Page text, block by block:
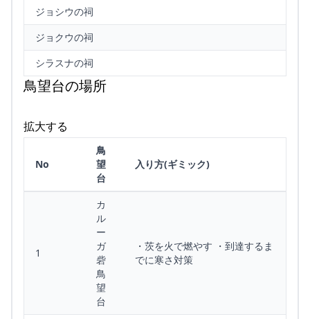
ジョシウの祠
ジョクウの祠
シラスナの祠
鳥望台の場所
拡大する
No
鳥
望
台
入り方(ギミック)
1
カ
ル
ー
ガ
砦
鳥
望
台
・茨を火で燃やす ・到達するま
でに寒さ対策